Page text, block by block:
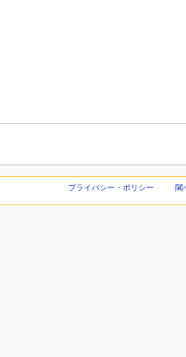
プライバシー・ポリシー 閾